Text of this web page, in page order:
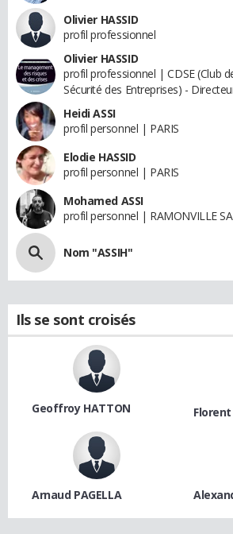
Olivier HASSID
profil professionnel
Olivier HASSID
profil professionnel | CDSE (Club
Sécurité des Entreprises) -
Heidi ASSI
profil personnel | PARIS
Elodie HASSID
profil personnel | PARIS
Mohamed ASSI
profil personnel | RAMONVILLE
Nom "ASSIH"
Ils se sont croisés
Geoffroy HATTON Florent
Arnaud PAGELLA